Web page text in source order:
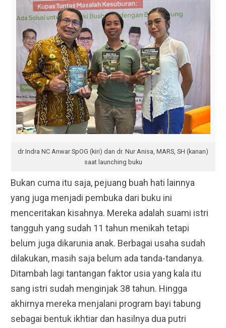
dr Indra NC Anwar SpOG (kiri) dan dr. Nur Anisa, MARS, SH (kanan)
saat launching buku
Bukan cuma itu saja, pejuang buah hati lainnya
yang juga menjadi pembuka dari buku ini
menceritakan kisahnya. Mereka adalah suami istri
tangguh yang sudah 11 tahun menikah tetapi
belum juga dikarunia anak. Berbagai usaha sudah
dilakukan, masih saja belum ada tanda-tandanya.
Ditambah lagi tantangan faktor usia yang kala itu
sang istri sudah menginjak 38 tahun. Hingga
akhirnya mereka menjalani program bayi tabung
sebagai bentuk ikhtiar dan hasilnya dua putri